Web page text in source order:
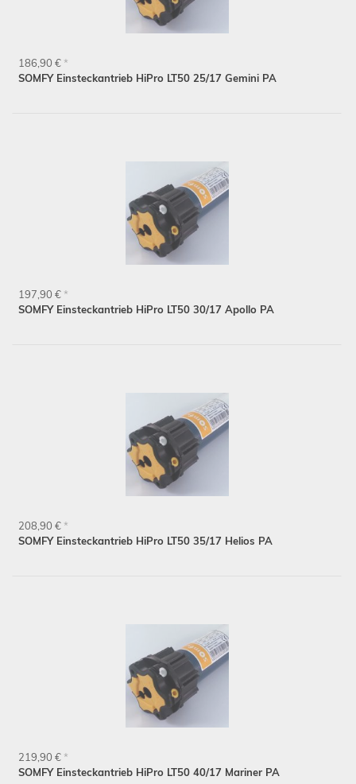
SOMFY Einsteckantrieb HiPro LT50 25/17 Gemini PA
186,90 € *
SOMFY Einsteckantrieb HiPro LT50 30/17 Apollo PA
197,90 € *
SOMFY Einsteckantrieb HiPro LT50 35/17 Helios PA
208,90 € *
SOMFY Einsteckantrieb HiPro LT50 40/17 Mariner PA
219,90 € *